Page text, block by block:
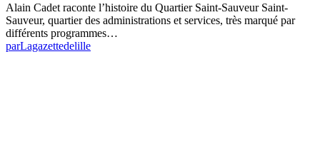
Alain Cadet raconte l’histoire du Quartier Saint-Sauveur Saint-
Sauveur, quartier des administrations et services, très marqué par
différents programmes…
parLagazettedelille